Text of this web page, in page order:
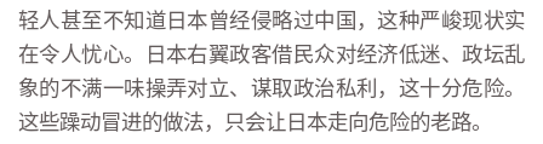
轻人甚至不知道日本曾经侵略过中国，这种严峻现状实
在令人忧心。日本右翼政客借民众对经济低迷、政坛乱
象的不满一味操弄对立、谋取政治私利，这十分危险。
这些躁动冒进的做法，只会让日本走向危险的老路。